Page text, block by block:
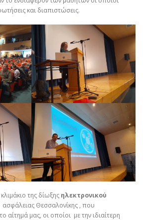
και διαπιστώσεις.
της δίωξης ηλεκτρονικού
ασφάλειας Θεσσαλονίκης , που
αίτημά μας, οι οποίοι με την ιδιαίτερη